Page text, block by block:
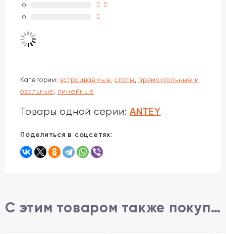
0
0
Категории: встраиваемые споты
прямоугольные и
овальные
линейные
Товары одной серии: ANTEY
Поделиться в соцсетях:
С этим товаром также покупают